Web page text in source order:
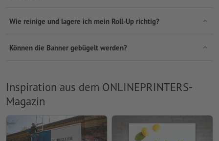
Wie reinige und lagere ich mein Roll-Up richtig?
Können die Banner gebügelt werden?
Inspiration aus dem ONLINEPRINTERS-
Magazin